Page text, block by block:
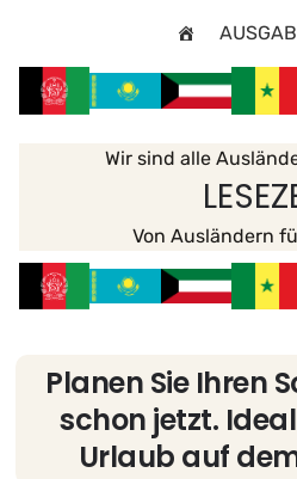
springen
Wir sind alle
Von Ausländern
Planen Sie Ihren
schon jetzt.
Urlaub auf